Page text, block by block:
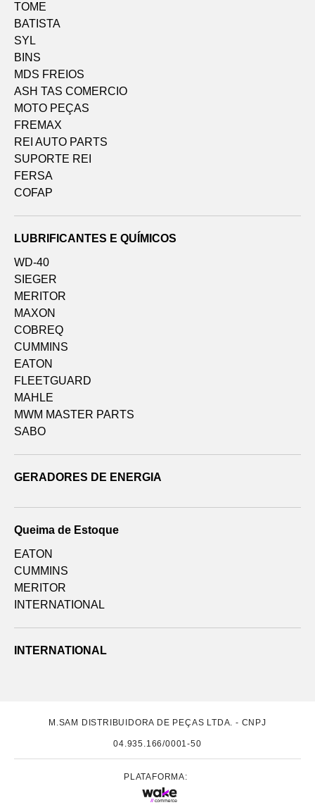
TOME
BATISTA
SYL
BINS
MDS FREIOS
ASH TAS COMERCIO
MOTO PEÇAS
FREMAX
REI AUTO PARTS
SUPORTE REI
FERSA
COFAP
LUBRIFICANTES E QUÍMICOS
WD-40
SIEGER
MERITOR
MAXON
COBREQ
CUMMINS
EATON
FLEETGUARD
MAHLE
MWM MASTER PARTS
SABO
GERADORES DE ENERGIA
Queima de Estoque
EATON
CUMMINS
MERITOR
INTERNATIONAL
INTERNATIONAL
M.SAM DISTRIBUIDORA DE PEÇAS LTDA. - CNPJ
04.935.166/0001-50
PLATAFORMA: